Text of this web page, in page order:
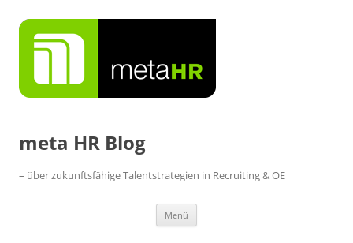
Inhalt
springen
meta HR Blog
– über zukunftsfähige Talentstrategien in Recruiting & OE
Menü